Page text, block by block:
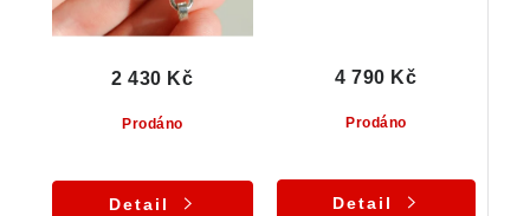
Prodáno
2 430 Kč
Detail
Prodáno
4 790 Kč
Detail